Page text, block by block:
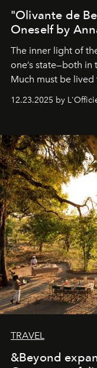
"Olivante de
Oneself by
The inner light of
one’s state—both
Much must be
preserve that
everyone sees at
away. Time is
masks, something
seeking attention.
needs the art of
look "Olivante".
12.23.2025 by
TRAVEL
&Beyond